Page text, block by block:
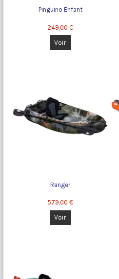
Pinguino Enfant
249,00 €
Voir
Ranger
579,00 €
Voir